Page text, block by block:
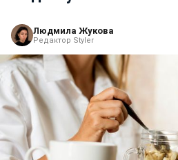
Людмила Жукова
Редактор Styler